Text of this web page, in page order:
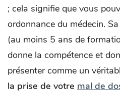
; cela signifie que vous
ordonnance du médecin.
(au moins 5 ans de
donne la compétence et
présenter comme un
la prise de votre mal de